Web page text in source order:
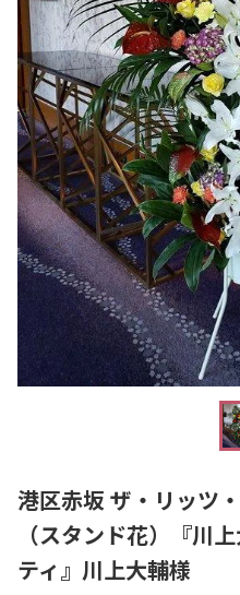
港区赤坂 ザ・リッツ
（スタンド花）『川
ティ』川上大輔様